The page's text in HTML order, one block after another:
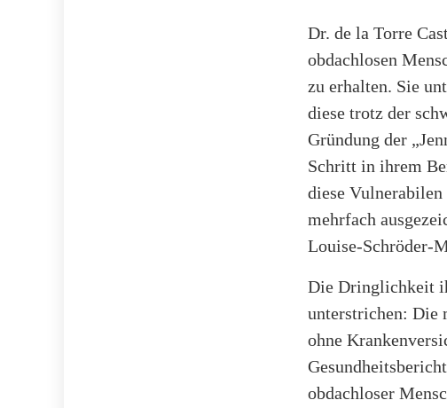
Dr. de la Torre
obdachlosen
zu erhalten. Sie
diese trotz der
Gründung der
Schritt in ihrem
diese
mehrfach
Louise-Schröder-
Die Dringlichkeit
unterstrichen: Die
ohne
obdachloser